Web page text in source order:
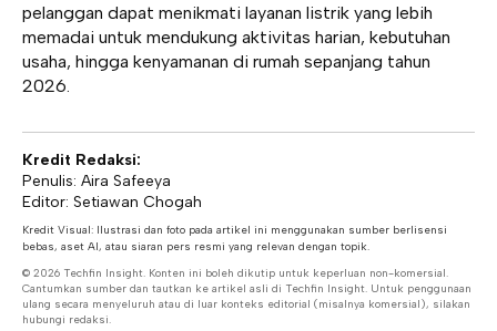
pelanggan dapat menikmati layanan listrik yang lebih
memadai untuk mendukung aktivitas harian, kebutuhan
usaha, hingga kenyamanan di rumah sepanjang tahun
2026.
Kredit Redaksi:
Penulis: Aira Safeeya
Editor: Setiawan Chogah
Kredit Visual: Ilustrasi dan foto pada artikel ini menggunakan sumber berlisensi
bebas, aset AI, atau siaran pers resmi yang relevan dengan topik.
© 2026 Techfin Insight. Konten ini boleh dikutip untuk keperluan non-komersial.
Cantumkan sumber dan tautkan ke artikel asli di Techfin Insight. Untuk penggunaan
ulang secara menyeluruh atau di luar konteks editorial (misalnya komersial), silakan
hubungi redaksi.